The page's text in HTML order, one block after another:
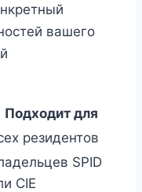
вашего
Подходит для
резидентов
SPID
CIE